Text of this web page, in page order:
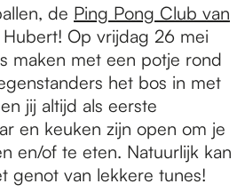
de Ping Pong Club van
Op vrijdag 26 mei
maken met een potje rond
het bos in met
jij altijd als eerste
en keuken zijn open om je
en/of te eten. Natuurlijk kan
genot van lekkere tunes!